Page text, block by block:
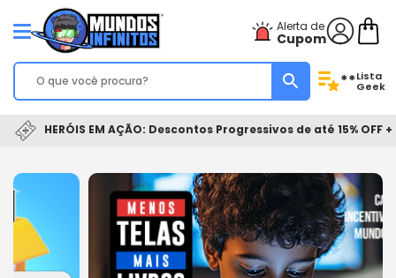
Alerta de
Cupom
**Lista
Geek
HERÓIS EM AÇÃO: Descontos Progressivos de até 15% OFF